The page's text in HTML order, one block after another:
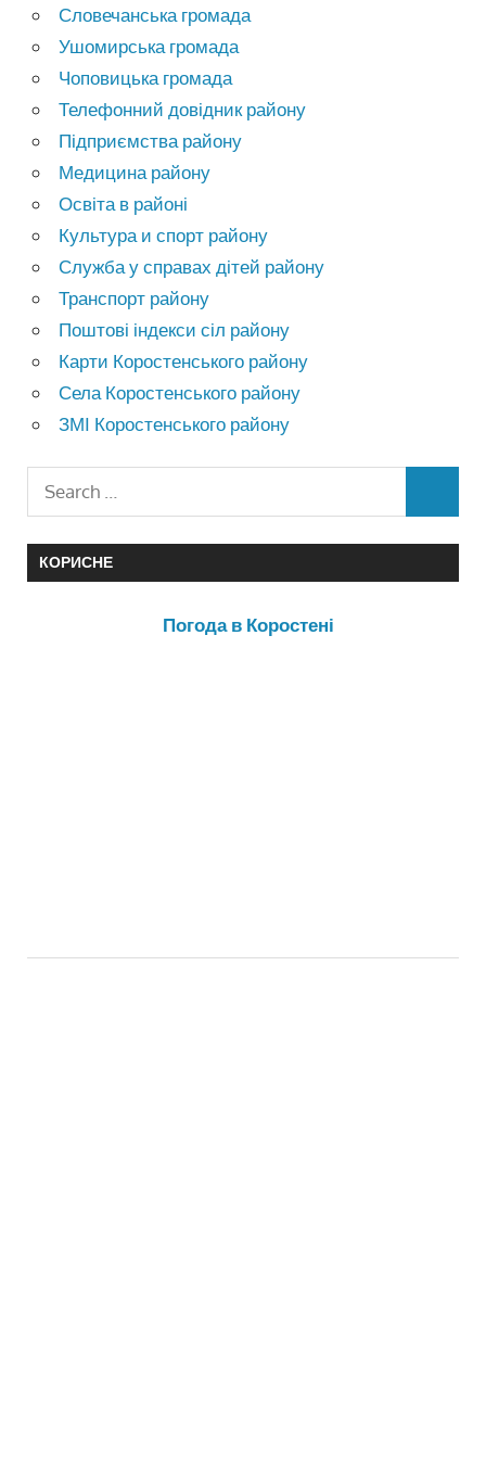
Словечанська громада
Ушомирська громада
Чоповицька громада
Телефонний довідник району
Підприємства району
Медицина району
Освіта в районі
Культура и спорт району
Служба у справах дітей району
Транспорт району
Поштові індекси сіл району
Карти Коростенського району
Села Коростенського району
ЗМІ Коростенського району
КОРИСНЕ
Погода в Коростені